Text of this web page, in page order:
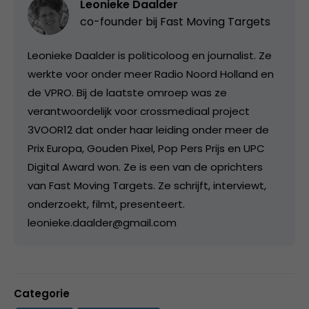
Leonieke Daalder
co-founder bij Fast Moving Targets
Leonieke Daalder is politicoloog en journalist. Ze
werkte voor onder meer Radio Noord Holland en
de VPRO. Bij de laatste omroep was ze
verantwoordelijk voor crossmediaal project
3VOOR12 dat onder haar leiding onder meer de
Prix Europa, Gouden Pixel, Pop Pers Prijs en UPC
Digital Award won. Ze is een van de oprichters
van Fast Moving Targets. Ze schrijft, interviewt,
onderzoekt, filmt, presenteert.
leonieke.daalder@gmail.com
Categorie